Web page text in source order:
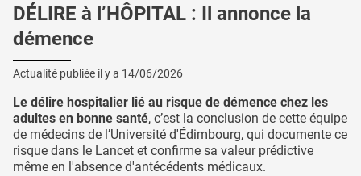
DÉLIRE à l’HÔPITAL : Il annonce la
démence
Actualité publiée il y a 14/06/2026
Le délire hospitalier lié au risque de démence chez les
adultes en bonne santé, c’est la conclusion de cette équipe
de médecins de l’Université d'Édimbourg, qui documente ce
risque dans le Lancet et confirme sa valeur prédictive
même en l'absence d'antécédents médicaux.